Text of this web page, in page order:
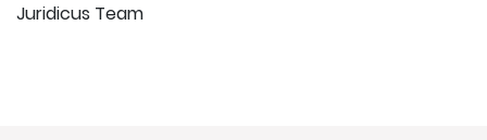
Juridicus Team